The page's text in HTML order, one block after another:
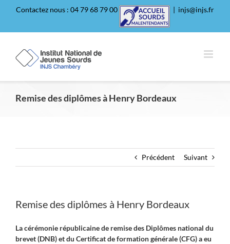
Contactez nous : 04 79 68 79 00 | injs@injs.fr
Remise des diplômes à Henry Bordeaux
Précédent Suivant
Remise des diplômes à Henry Bordeaux
La cérémonie républicaine de remise des Diplômes national du
brevet (DNB) et du Certificat de formation générale (CFG) a eu